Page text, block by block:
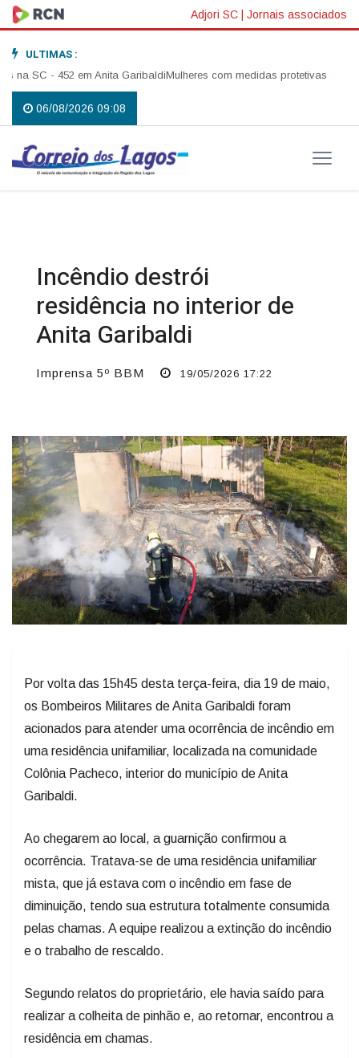
Adjori SC | Jornais associados
ULTIMAS :
SC - 452 em Anita GaribaldiMulheres com medidas protetivas ativas
06/08/2026 09:08
Incêndio destrói
residência no interior de
Anita Garibaldi
Imprensa 5º BBM 19/05/2026 17:22
Por volta das 15h45 desta terça-feira, dia 19 de maio,
os Bombeiros Militares de Anita Garibaldi foram
acionados para atender uma ocorrência de incêndio em
uma residência unifamiliar, localizada na comunidade
Colônia Pacheco, interior do município de Anita
Garibaldi.
Ao chegarem ao local, a guarnição confirmou a
ocorrência. Tratava-se de uma residência unifamiliar
mista, que já estava com o incêndio em fase de
diminuição, tendo sua estrutura totalmente consumida
pelas chamas. A equipe realizou a extinção do incêndio
e o trabalho de rescaldo.
Segundo relatos do proprietário, ele havia saído para
realizar a colheita de pinhão e, ao retornar, encontrou a
residência em chamas.